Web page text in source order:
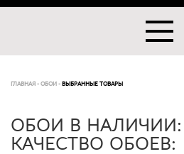
ГЛАВНАЯ - ОБОИ - ВЫБРАННЫЕ ТОВАРЫ
ОБОИ В НАЛИЧИИ:
КАЧЕСТВО ОБОЕВ: